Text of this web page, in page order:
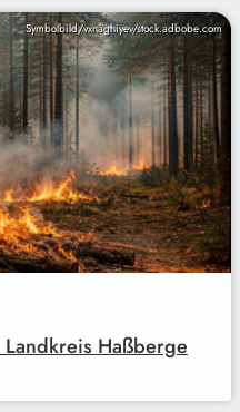
Symbolbild/vxnaghiyev/stock.adbobe.com
Haßberge